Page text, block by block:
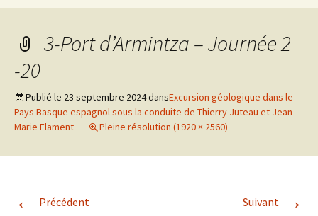
3-Port d’Armintza – Journée 2
-20
Publié le 23 septembre 2024dansExcursion géologique dans le
Pays Basque espagnol sous la conduite de Thierry Juteau et Jean-
Marie Flament
Pleine résolution (1920 × 2560)
← Précédent Suivant →